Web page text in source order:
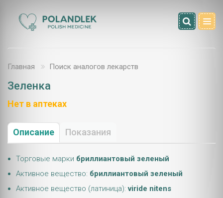
Главная Поиск аналогов лекарств
Зеленка
Нет в аптеках
Описание Показания
Торговые марки бриллиантовый зеленый
Активное вещество: бриллиантовый зеленый
Активное вещество (латиница):viride nitens